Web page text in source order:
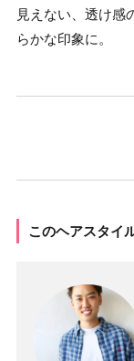
見えない、透け感
らかな印象に。
このヘアスタ